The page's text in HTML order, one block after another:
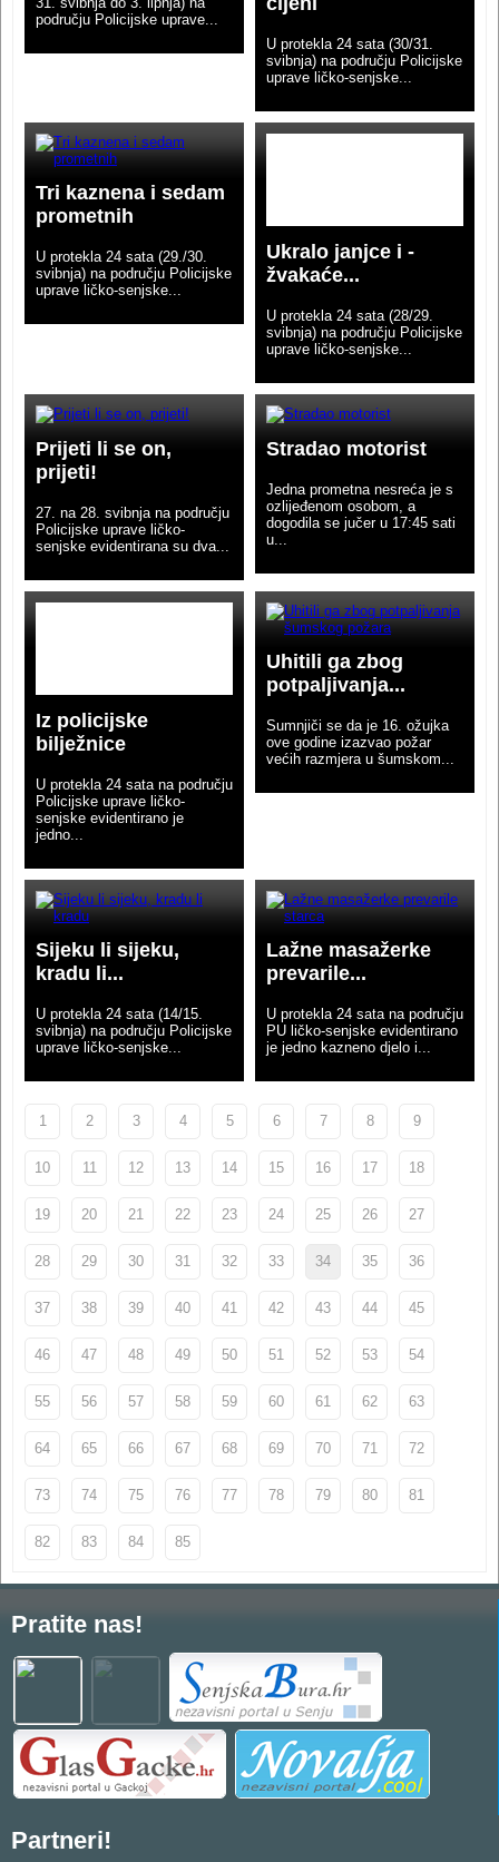
području Policijske uprave...
U protekla 24 sata (30/31.
svibnja) na području Policijske
uprave ličko-senjske...
Tri kaznena i sedam
prometnih
U protekla 24 sata (29./30.
svibnja) na području Policijske
uprave ličko-senjske...
Ukralo janjce i -
žvakaće...
U protekla 24 sata (28/29.
svibnja) na području Policijske
uprave ličko-senjske...
Prijeti li se on,
prijeti!
27. na 28. svibnja na području
Policijske uprave ličko-
senjske evidentirana su dva...
Stradao motorist
Jedna prometna nesreća je s
ozlijeđenom osobom, a
dogodila se jučer u 17:45 sati
u...
Iz policijske
bilježnice
U protekla 24 sata na području
Policijske uprave ličko-
senjske evidentirano je
jedno...
Uhitili ga zbog
potpaljivanja...
Sumnjiči se da je 16. ožujka
ove godine izazvao požar
većih razmjera u šumskom...
Sijeku li sijeku,
kradu li...
U protekla 24 sata (14/15.
svibnja) na području Policijske
uprave ličko-senjske...
Lažne masažerke
prevarile...
U protekla 24 sata na području
PU ličko-senjske evidentirano
je jedno kazneno djelo i...
1 2 3 4 5 6 7 8 9
10 11 12 13 14 15 16 17 18
19 20 21 22 23 24 25 26 27
28 29 30 31 32 33 34 35 36
37 38 39 40 41 42 43 44 45
46 47 48 49 50 51 52 53 54
55 56 57 58 59 60 61 62 63
64 65 66 67 68 69 70 71 72
73 74 75 76 77 78 79 80 81
82 83 84 85
Pratite nas!
Partneri!